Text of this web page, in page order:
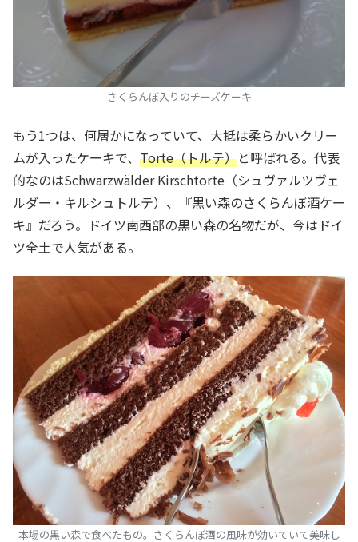
さくらんぼ入りのチーズケーキ
もう1つは、何層かになっていて、大抵は柔らかいクリー
ムが入ったケーキで、 Torte（トルテ）と呼ばれる。代表
的なのはSchwarzwälder Kirschtorte（シュヴァルツヴェ
ルダー・キルシュトルテ）、『黒い森のさくらんぼ酒ケー
キ』だろう。ドイツ南西部の黒い森の名物だが、今はドイ
ツ全土で人気がある。
本場の黒い森で食べたもの。さくらんぼ酒の風味が効いていて美味し